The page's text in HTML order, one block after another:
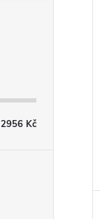
2956 Kč